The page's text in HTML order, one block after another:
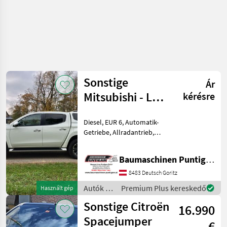
Használt gép
Sonstige
Mitsubishi - L
Ár
kérésre
Diesel, EUR 6, Automatik-
Getriebe, Allradantrieb,
ungebremst 750 kg,
Nutzlast 963 kg,
Erstzulassung 2021-05-12,
Kilometerst
Baumaschinen Puntigam GmbH
8483 Deutsch Goritz
Autók /
Motorkerékpárok
/
Sonstige
Premium Plus kereskedő
Sonstige Citroën
Spacejumper
16.990